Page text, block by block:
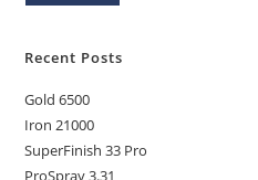
Recent Posts
Gold 6500
Iron 21000
SuperFinish 33 Pro
ProSpray 3.31